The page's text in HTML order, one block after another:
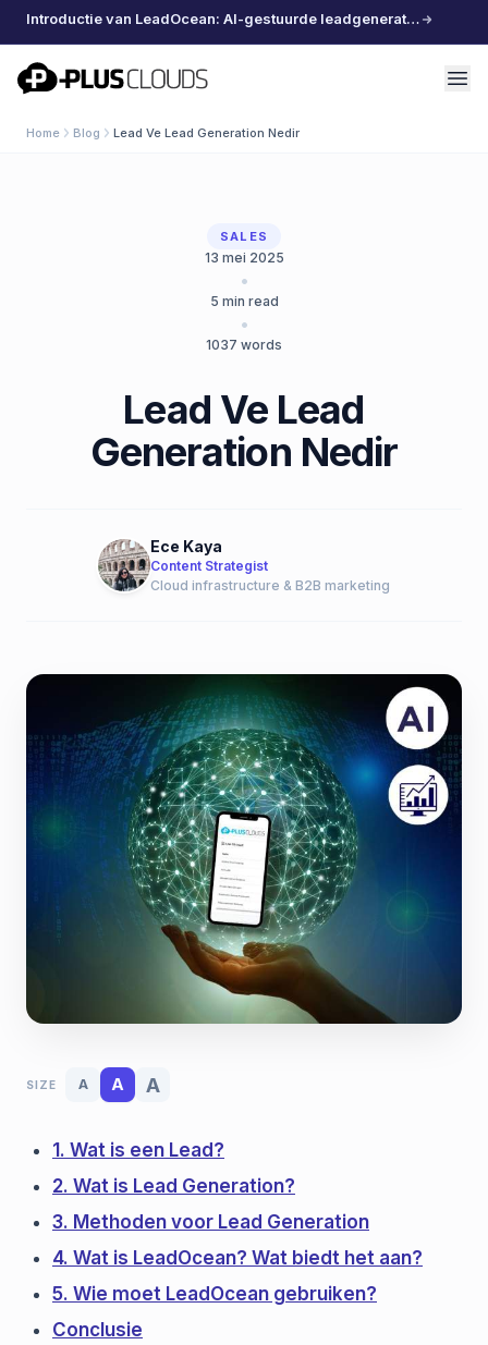
Introductie van LeadOcean: AI-gestuurde leadgeneratie, samengestelde data, moeiteloos schalen
PlusClouds
Home Blog Lead Ve Lead Generation Nedir
SALES
13 mei 2025
•
5 min read
•
1037 words
Lead Ve Lead
Generation Nedir
Ece Kaya
Content Strategist
Cloud infrastructure & B2B marketing
SIZE A A A
1. Wat is een Lead?
2. Wat is Lead Generation?
3. Methoden voor Lead Generation
4. Wat is LeadOcean? Wat biedt het aan?
5. Wie moet LeadOcean gebruiken?
Conclusie